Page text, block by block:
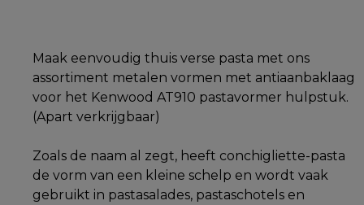
Maak eenvoudig thuis verse pasta met ons
assortiment metalen vormen met antiaanbaklaag
voor het Kenwood AT910 pastavormer hulpstuk.
(Apart verkrijgbaar)
Zoals de naam al zegt, heeft conchigliette-pasta
de vorm van een kleine schelp en wordt vaak
gebruikt in pastasalades, pastaschotels en